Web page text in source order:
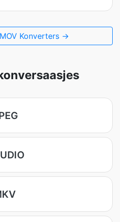
Konverters →